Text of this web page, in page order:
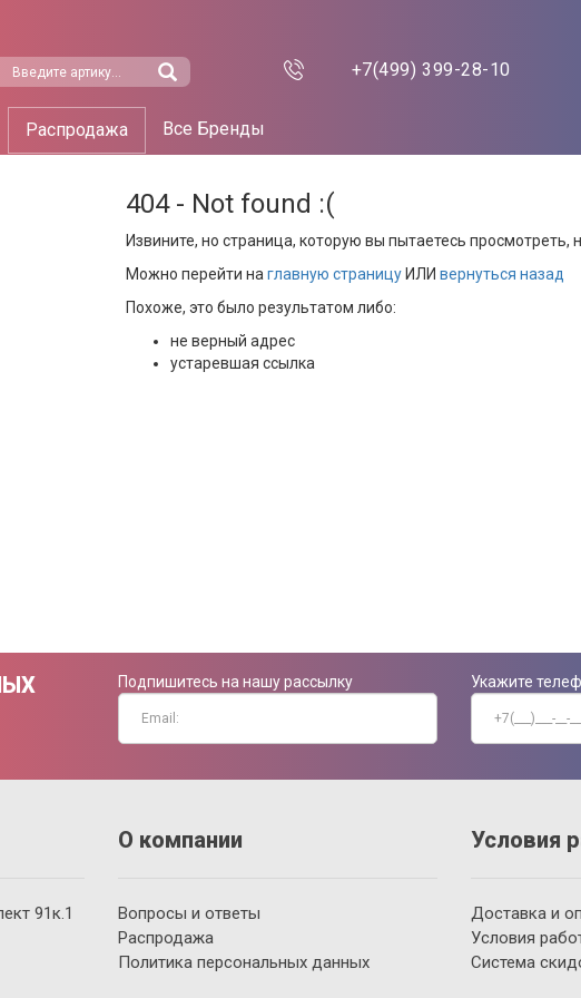
+7(499) 399-28-10
Распродажа Все Бренды
404 - Not found :(
Извините, но страница, которую вы пытаетесь просмотреть,
Можно перейти на главную страницу ИЛИ вернуться назад
Похоже, это было результатом либо:
не верный адрес
устаревшая ссылка
Подпишитесь на нашу рассылку
Укажите
91к.1
О компании
Вопросы и ответы
Распродажа
Политика персональных данных
Условия
Доставка и
Условия
Система